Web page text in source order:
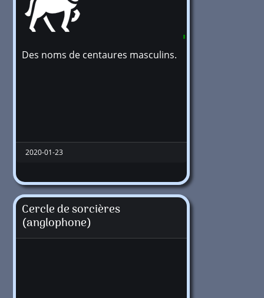
25344
Des noms de centaures masculins.
2020-01-23
Cercle de sorcières
(anglophone)